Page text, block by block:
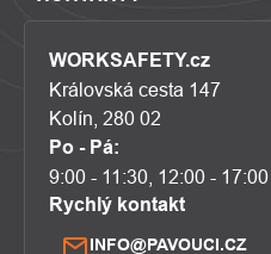
WORKSAFETY.cz
Královská cesta 147
Kolín, 280 02
Po - Pá:
9:00 - 11:30, 12:00 - 17:00
Rychlý kontakt
INFO@PAVOUCI.CZ